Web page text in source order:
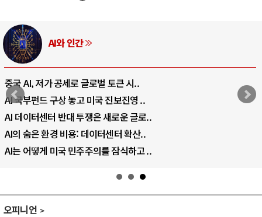
AI와 인간
중국 AI, 저가 공세로 글로벌 토큰 시..
AI 국부펀드 구상 놓고 미국 진보진영 ..
AI 데이터센터 반대 투쟁은 새로운 글로..
AI의 숨은 환경 비용: 데이터센터 확산..
AI는 어떻게 미국 민주주의를 잠식하고 ..
오피니언